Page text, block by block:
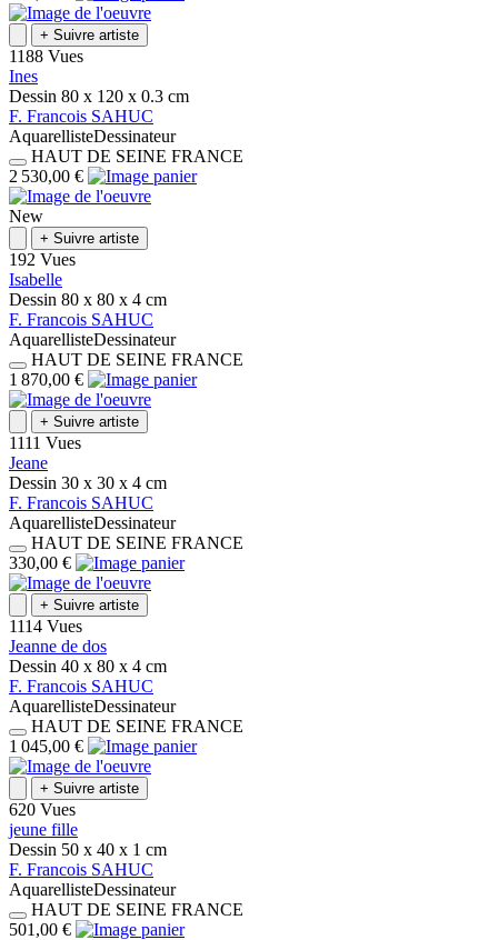
+ Suivre artiste
1188 Vues
Ines
Dessin 80 x 120 x 0.3 cm
F. Francois SAHUC
AquarellisteDessinateur
HAUT DE SEINE FRANCE
2 530,00 €
New
+ Suivre artiste
192 Vues
Isabelle
Dessin 80 x 80 x 4 cm
F. Francois SAHUC
AquarellisteDessinateur
HAUT DE SEINE FRANCE
1 870,00 €
+ Suivre artiste
1111 Vues
Jeane
Dessin 30 x 30 x 4 cm
F. Francois SAHUC
AquarellisteDessinateur
HAUT DE SEINE FRANCE
330,00 €
+ Suivre artiste
1114 Vues
Jeanne de dos
Dessin 40 x 80 x 4 cm
F. Francois SAHUC
AquarellisteDessinateur
HAUT DE SEINE FRANCE
1 045,00 €
+ Suivre artiste
620 Vues
jeune fille
Dessin 50 x 40 x 1 cm
F. Francois SAHUC
AquarellisteDessinateur
HAUT DE SEINE FRANCE
501,00 €